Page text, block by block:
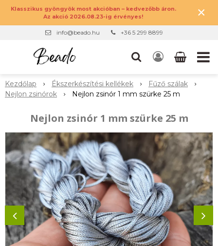
Klasszikus gyöngyök most akcióban – kedvezőbb áron.
Az akció 2026.08.23-ig érvényes!
×
info@beado.hu +36 5 299 8899
Kezdőlap Ékszerkészítési kellékek
Fűző szálak
Nejlon zsinórok
Nejlon zsinór 1 mm szürke 25 m
Nejlon zsinór 1 mm szürke 25 m